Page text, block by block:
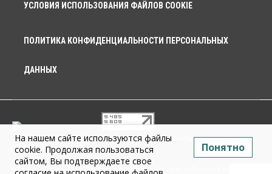
УСЛОВИЯ ИСПОЛЬЗОВАНИЯ ФАЙЛОВ COOKIE
ПОЛИТИКА КОНФИДЕНЦИАЛЬНОСТИ ПЕРСОНАЛЬНЫХ
ДАННЫХ
© 2026 г. Общество с ограниченной ответственностью «Новосибирск
Медиа» 18+
Infopro54 - Важные новости Новосибирска и Новосибирской области.
На нашем сайте используются файлы
cookie. Продолжая пользоваться
сайтом, Вы подтверждаете свое
Понятно